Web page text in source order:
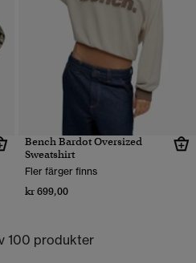
Bench Bardot Oversized
Sweatshirt
Fler färger finns
kr 699,00
100 produkter